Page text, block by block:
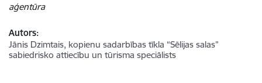
aģentūra
Autors:
Jānis Dzimtais, kopienu sadarbības tīkla “Sēlijas salas”
sabiedrisko attiecību un tūrisma speciālists